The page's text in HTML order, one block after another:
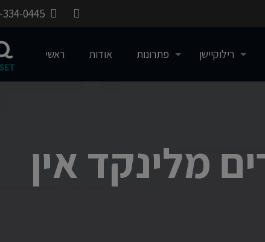
0445
ראשי אודות פתרונות רילוקיישן
מלינקד אין